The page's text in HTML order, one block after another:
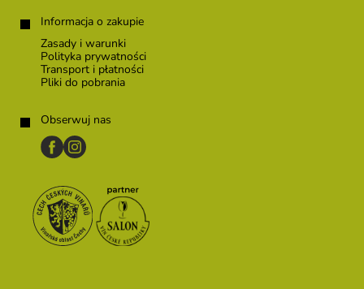
Informacja o zakupie
Zasady i warunki
Polityka prywatności
Transport i płatności
Pliki do pobrania
Obserwuj nas